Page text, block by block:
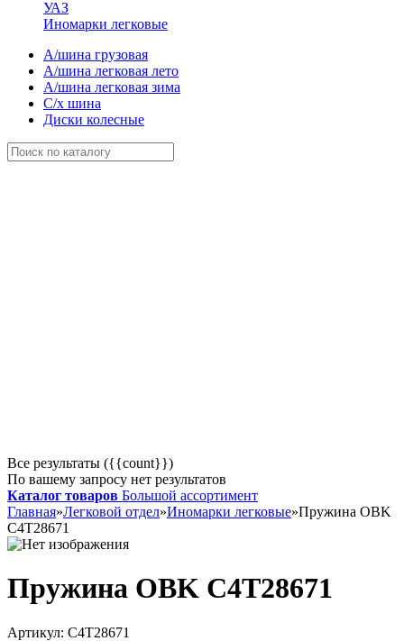
УАЗ
Иномарки легковые
А/шина грузовая
А/шина легковая лето
А/шина легковая зима
С/х шина
Диски колесные
Все результаты ({{count}})
По вашему запросу нет результатов
Каталог товаров Большой ассортимент
Главная»Легковой отдел»Иномарки легковые»Пружина OBK
C4T28671
Пружина OBK C4T28671
Артикул: C4T28671